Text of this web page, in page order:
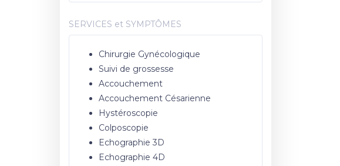
SERVICES et SYMPTÔMES
Chirurgie Gynécologique
Suivi de grossesse
Accouchement
Accouchement Césarienne
Hystéroscopie
Colposcopie
Echographie 3D
Echographie 4D